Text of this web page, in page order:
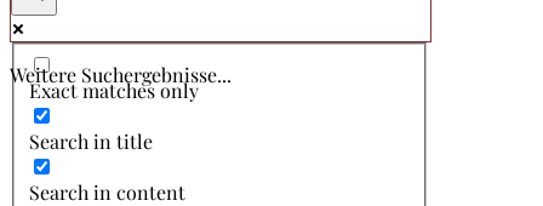
Weitere Suchergebnisse...
Exact matches only
Search in title
Search in content